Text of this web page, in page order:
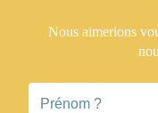
Nous aimerions